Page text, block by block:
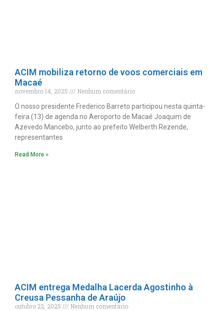
ACIM mobiliza retorno de voos comerciais em
Macaé
novembro 14, 2025
Nenhum comentário
O nosso presidente Frederico Barreto participou nesta quinta-
feira (13) de agenda no Aeroporto de Macaé Joaquim de
Azevedo Mancebo, junto ao prefeito Welberth Rezende,
representantes
Read More »
ACIM entrega Medalha Lacerda Agostinho à
Creusa Pessanha de Araújo
outubro 22, 2025
Nenhum comentário